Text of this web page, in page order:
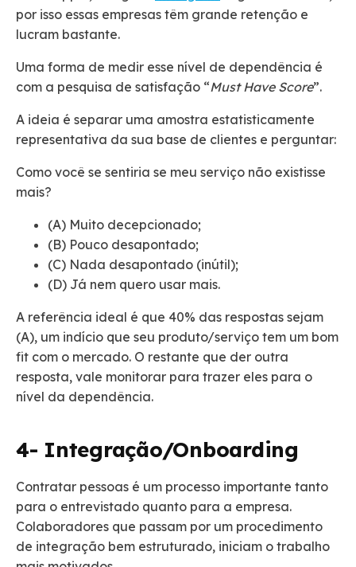
por isso essas empresas têm grande retenção e
lucram bastante.
Uma forma de medir esse nível de dependência é
com a pesquisa de satisfação “Must Have Score”.
A ideia é separar uma amostra estatisticamente
representativa da sua base de clientes e perguntar:
Como você se sentiria se meu serviço não existisse
mais?
(A) Muito decepcionado;
(B) Pouco desapontado;
(C) Nada desapontado (inútil);
(D) Já nem quero usar mais.
A referência ideal é que 40% das respostas sejam
(A), um indício que seu produto/serviço tem um bom
fit com o mercado. O restante que der outra
resposta, vale monitorar para trazer eles para o
nível da dependência.
4- Integração/Onboarding
Contratar pessoas é um processo importante tanto
para o entrevistado quanto para a empresa.
Colaboradores que passam por um procedimento
de integração bem estruturado, iniciam o trabalho